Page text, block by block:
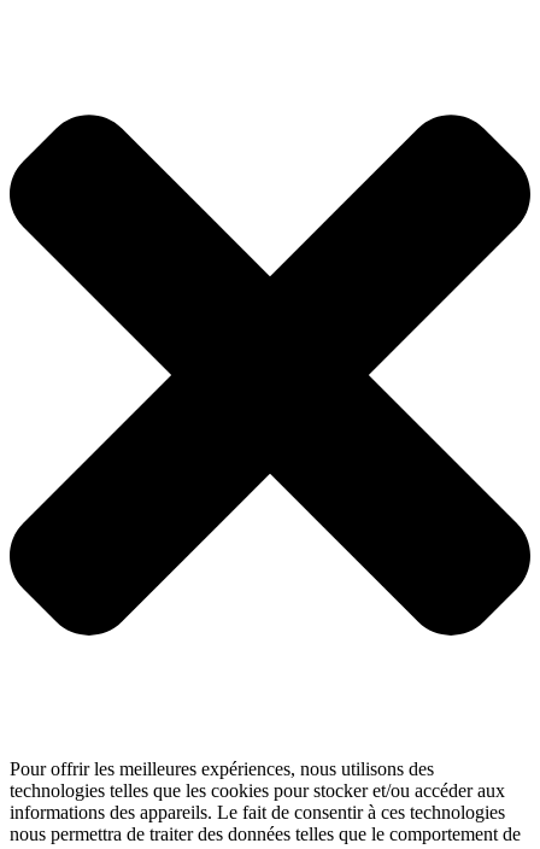
Pour offrir les meilleures expériences, nous utilisons des
technologies telles que les cookies pour stocker et/ou accéder aux
informations des appareils. Le fait de consentir à ces technologies
nous permettra de traiter des données telles que le comportement de